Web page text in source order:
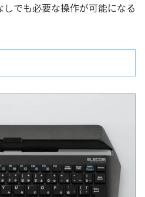
でも必要な操作が可能になる